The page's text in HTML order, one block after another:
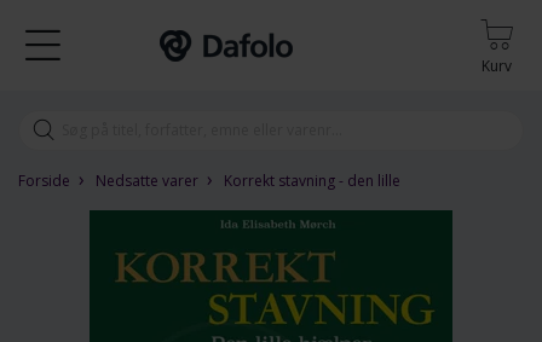
Kurv
Forside › Nedsatte varer › Korrekt stavning - den lille